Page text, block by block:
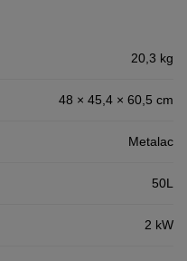
20,3 kg
48 × 45,4 × 60,5 cm
Metalac
50L
2 kW